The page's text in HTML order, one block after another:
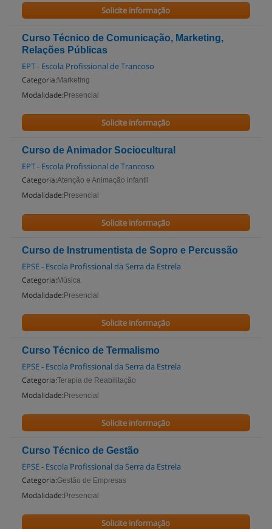
Solicite informação
Curso Técnico de Comunicação, Marketing,
Relações Públicas
EPT - Escola Profissional de Trancoso
Categoria: Marketing
Modalidade: Presencial
Solicite informação
Curso de Animador Sociocultural
EPT - Escola Profissional de Trancoso
Categoria:Atenção e Animação infantil
Modalidade: Presencial
Solicite informação
Curso de Instrumentista de Sopro e Percussão
EPSE - Escola Profissional da Serra da Estrela
Categoria: Música
Modalidade: Presencial
Solicite informação
Curso Técnico de Termalismo
EPSE - Escola Profissional da Serra da Estrela
Categoria:Terapia de Reabilitação
Modalidade: Presencial
Solicite informação
Curso Técnico de Gestão
EPSE - Escola Profissional da Serra da Estrela
Categoria:Gestão de Empresas
Modalidade: Presencial
Solicite informação